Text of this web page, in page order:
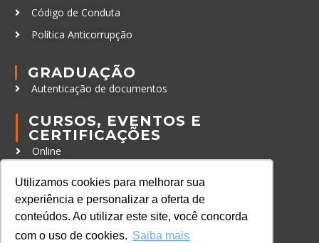
Utilizamos cookies para melhorar sua
experiência e personalizar a oferta de
conteúdos. Ao utilizar este site, você concorda
com o uso de cookies. Saiba mais
Código de Conduta
Política Anticorrupção
GRADUAÇÃO
Autenticação de documentos
CURSOS, EVENTOS E
CERTIFICAÇÕES
Online
Eventos
Certificações